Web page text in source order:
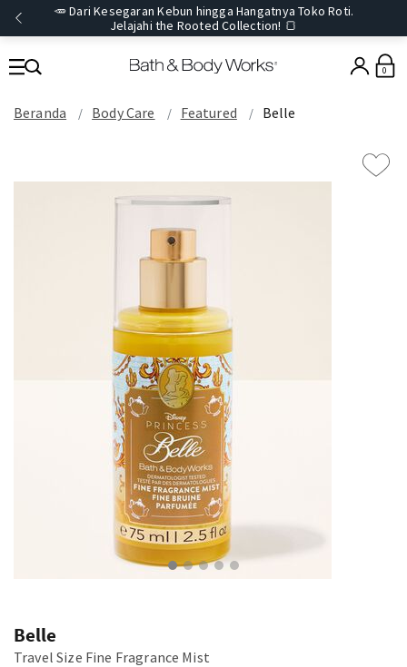
🥕 Dari Kesegaran Kebun hingga Hangatnya Toko Roti.
Jelajahi the Rooted Collection! 🍞
0
Beranda Body Care Featured Belle
Belle
Travel Size Fine Fragrance Mist